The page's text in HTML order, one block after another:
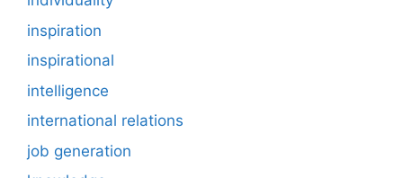
inspiration
inspirational
intelligence
international relations
job generation